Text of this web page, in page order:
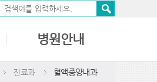
병원안내
진료과 혈액종양내과